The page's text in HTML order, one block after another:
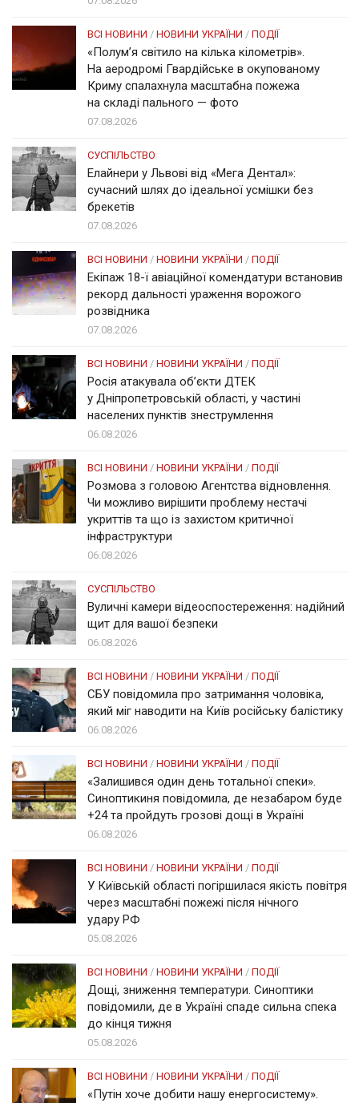
ВСІ НОВИНИ / НОВИНИ УКРАЇНИ / ПОДІЇ
«Полум’я світило на кілька кілометрів».
На аеродромі Гвардійське в окупованому
Криму спалахнула масштабна пожежа
на складі пального — фото
07.08.2026
СУСПІЛЬСТВО
Елайнери у Львові від «Мега Дентал»:
сучасний шлях до ідеальної усмішки без
брекетів
07.08.2026
ВСІ НОВИНИ / НОВИНИ УКРАЇНИ / ПОДІЇ
Екіпаж 18-ї авіаційної комендатури встановив
рекорд дальності ураження ворожого
розвідника
07.08.2026
ВСІ НОВИНИ / НОВИНИ УКРАЇНИ / ПОДІЇ
Росія атакувала об’єкти ДТЕК
у Дніпропетровській області, у частині
населених пунктів знеструмлення
06.08.2026
ВСІ НОВИНИ / НОВИНИ УКРАЇНИ / ПОДІЇ
Розмова з головою Агентства відновлення.
Чи можливо вирішити проблему нестачі
укриттів та що із захистом критичної
інфраструктури
06.08.2026
СУСПІЛЬСТВО
Вуличні камери відеоспостереження: надійний
щит для вашої безпеки
06.08.2026
ВСІ НОВИНИ / НОВИНИ УКРАЇНИ / ПОДІЇ
СБУ повідомила про затримання чоловіка,
який міг наводити на Київ російську балістику
06.08.2026
ВСІ НОВИНИ / НОВИНИ УКРАЇНИ / ПОДІЇ
«Залишився один день тотальної спеки».
Синоптикиня повідомила, де незабаром буде
+24 та пройдуть грозові дощі в Україні
06.08.2026
ВСІ НОВИНИ / НОВИНИ УКРАЇНИ / ПОДІЇ
У Київській області погіршилася якість повітря
через масштабні пожежі після нічного
удару РФ
05.08.2026
ВСІ НОВИНИ / НОВИНИ УКРАЇНИ / ПОДІЇ
Дощі, зниження температури. Синоптики
повідомили, де в Україні спаде сильна спека
до кінця тижня
05.08.2026
ВСІ НОВИНИ / НОВИНИ УКРАЇНИ / ПОДІЇ
«Путін хоче добити нашу енергосистему».